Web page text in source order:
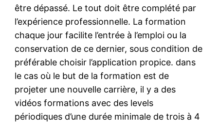
être dépassé. Le tout doit être complété par
l’expérience professionnelle. La formation
chaque jour facilite l’entrée à l’emploi ou la
conservation de ce dernier, sous condition de
préférable choisir l’application propice. dans
le cas où le but de la formation est de
projeter une nouvelle carrière, il y a des
vidéos formations avec des levels
périodiques d’une durée minimale de trois à 4